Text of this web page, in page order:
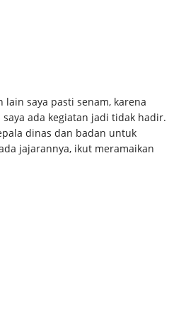
lain saya pasti senam, karena
ada kegiatan jadi tidak hadir.
dinas dan badan untuk
jajarannya, ikut meramaikan